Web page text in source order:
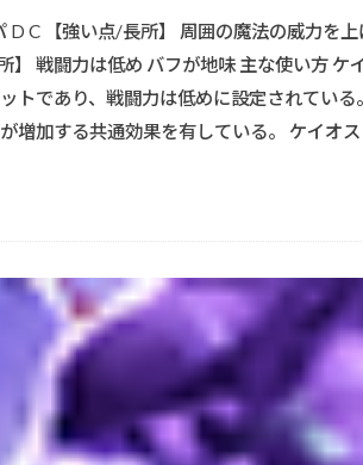
D C 【強い点/長所】 周囲の魔法の威力を
】 戦闘力は低め バフが地味 主な使い方 ケ
トであり、戦闘力は低めに設定されてい
増加する共通効果を有している。 ケイオ